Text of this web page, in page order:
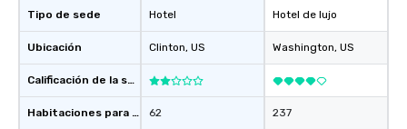
Tipo de sede
Ubicación
Calificación de la sede
Habitaciones para huéspedes
Hotel
Clinton, US
62
Hotel de lujo
Washington, US
237